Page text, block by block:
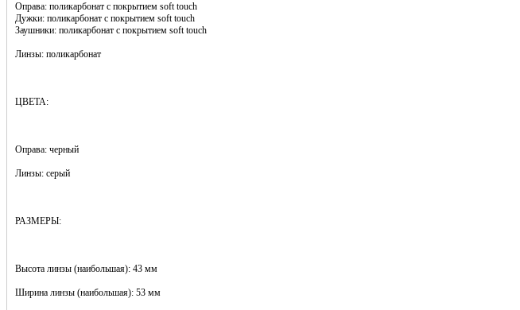
Оправа: поликарбонат с покрытием soft touch
Дужки: поликарбонат с покрытием soft touch
Заушники: поликарбонат с покрытием soft touch
Линзы: поликарбонат
ЦВЕТА:
Оправа: черный
Линзы: серый
РАЗМЕРЫ:
Высота линзы (наибольшая): 43 мм
Ширина линзы (наибольшая): 53 мм